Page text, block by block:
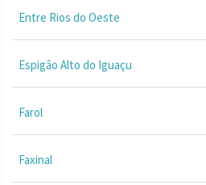
Entre Rios do Oeste
Espigão Alto do Iguaçu
Farol
Faxinal